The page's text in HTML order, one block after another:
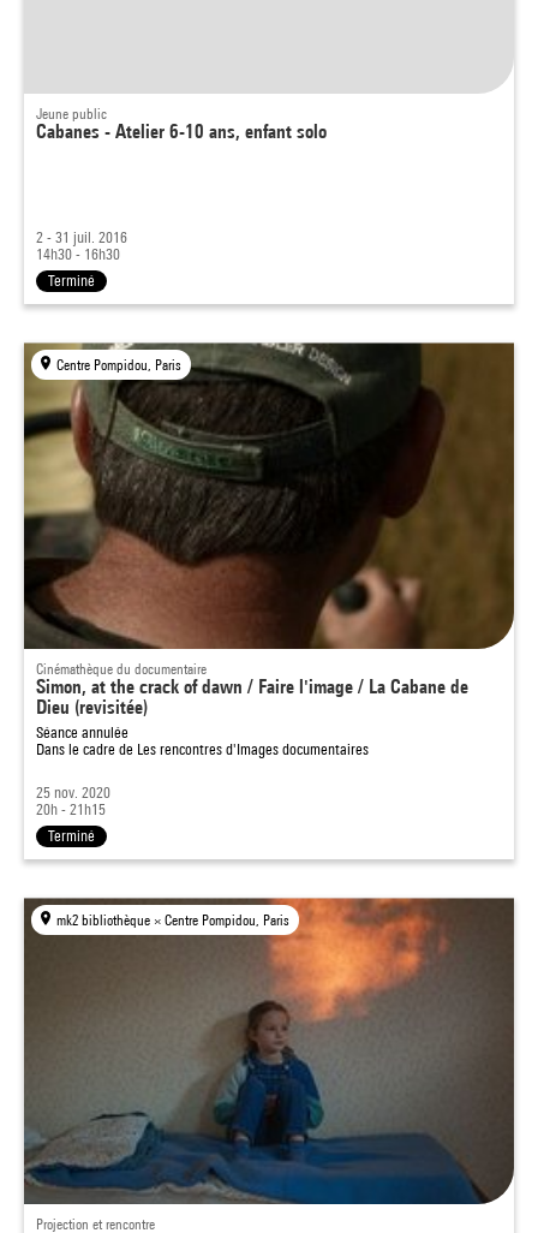
Jeune public
Cabanes - Atelier 6-10 ans, enfant solo
2 - 31 juil. 2016
14h30 - 16h30
Terminé
Centre Pompidou, Paris
Cinémathèque du documentaire
Simon, at the crack of dawn / Faire l'image / La Cabane de
Dieu (revisitée)
Séance annulée
Dans le cadre de Les rencontres d'Images documentaires
25 nov. 2020
20h - 21h15
Terminé
mk2 bibliothèque × Centre Pompidou, Paris
Projection et rencontre